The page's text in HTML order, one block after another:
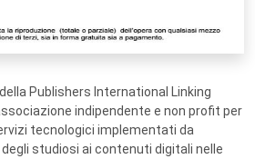
Publishers International Linking
indipendente e non profit per
tecnologici implementati da
studiosi ai contenuti digitali nelle